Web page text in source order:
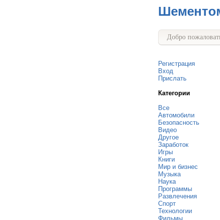
Добро
Регистрация
Вход
Прислать
Категории
Все
Автомобили
Безопасность
Видео
Другое
Заработок
Игры
Книги
Мир и бизнес
Музыка
Наука
Программы
Развлечения
Спорт
Технологии
Фильмы